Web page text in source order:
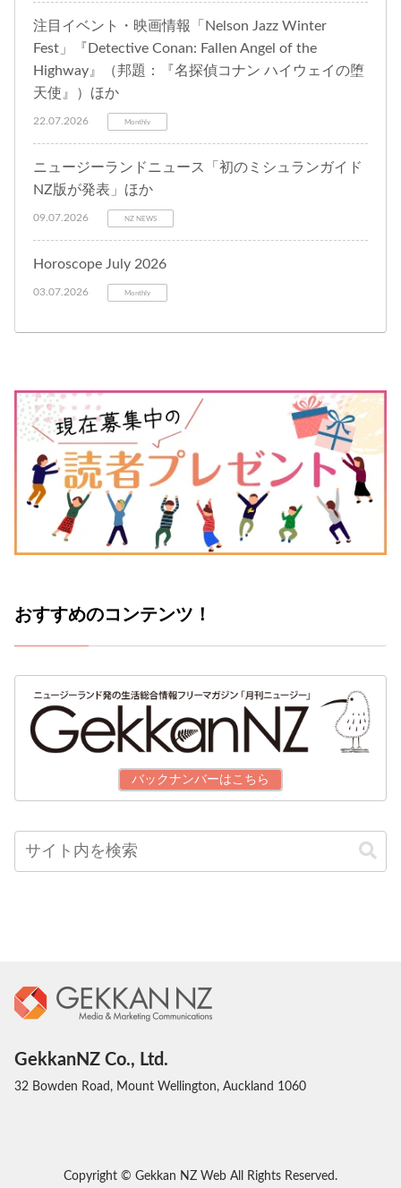
注目イベント・映画情報「Nelson Jazz Winter
Fest」『Detective Conan: Fallen Angel of the
Highway』（邦題：『名探偵コナン ハイウェイの堕
天使』）ほか
22.07.2026 Monthly
ニュージーランドニュース「初のミシュランガイド
NZ版が発表」ほか
09.07.2026 NZ NEWS
Horoscope July 2026
03.07.2026 Monthly
おすすめのコンテンツ！
バックナンバーはこちら
GekkanNZ Co., Ltd.
32 Bowden Road, Mount Wellington, Auckland 1060
Copyright © Gekkan NZ Web All Rights Reserved.